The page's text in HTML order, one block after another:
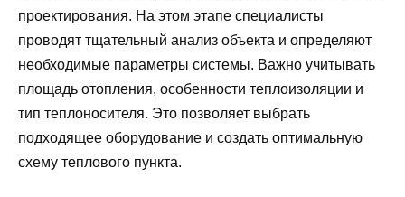
проектирования. На этом этапе специалисты
проводят тщательный анализ объекта и определяют
необходимые параметры системы. Важно учитывать
площадь отопления, особенности теплоизоляции и
тип теплоносителя. Это позволяет выбрать
подходящее оборудование и создать оптимальную
схему теплового пункта.